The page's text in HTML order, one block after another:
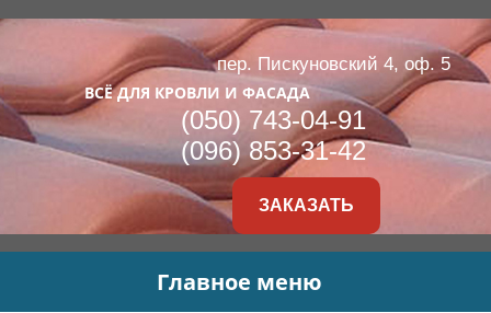
пер. Пискуновский 4, оф. 5
(050) 743-04-91
(096) 853-31-42
ВСЁ ДЛЯ КРОВЛИ И ФАСАДА
ЗАКАЗАТЬ
Главное меню